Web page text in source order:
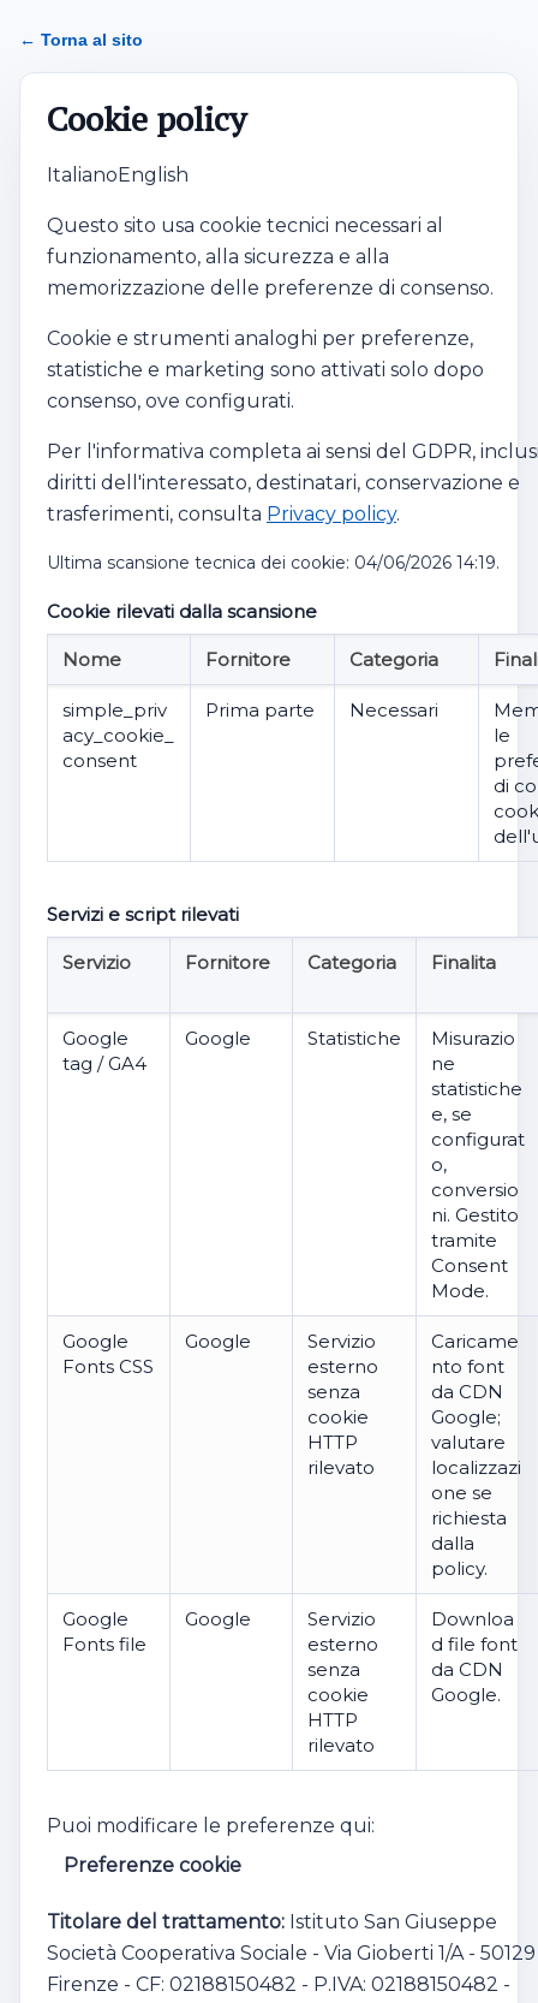
← Torna al sito
Cookie policy
ItalianoEnglish
Questo sito usa cookie tecnici necessari al
funzionamento, alla sicurezza e alla
memorizzazione delle preferenze di consenso.
Cookie e strumenti analoghi per preferenze,
statistiche e marketing sono attivati solo dopo
consenso, ove configurati.
Per l'informativa completa ai sensi del GDPR,
diritti dell'interessato, destinatari, conservazione e
trasferimenti, consulta Privacy policy.
Ultima scansione tecnica dei cookie: 04/06/2026 14:19.
Cookie rilevati dalla scansione
Nome Fornitore Categoria
simple_priv
acy_cookie_
consent
Prima parte Necessari
le
di
Servizi e script rilevati
Servizio Fornitore Categoria Finalita
Google
tag / GA4
Google Statistiche
Misurazio
ne
statistiche
e, se
configurat
o,
conversio
ni. Gestito
tramite
Consent
Mode.
Google
Fonts CSS
Google
Servizio
esterno
senza
cookie
HTTP
rilevato
Caricame
nto font
da CDN
Google;
valutare
localizzazi
one se
richiesta
dalla
policy.
Google
Fonts file
Google
Servizio
esterno
senza
cookie
HTTP
rilevato
Downloa
d file font
da CDN
Google.
Puoi modificare le preferenze qui:
Preferenze cookie
Titolare del trattamento: Istituto San Giuseppe
Società Cooperativa Sociale - Via Gioberti 1/A - 50129
Firenze - CF: 02188150482 - P.IVA: 02188150482 -